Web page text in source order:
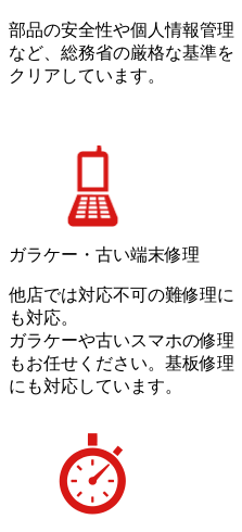
部品の安全性や個人情報管理
など、総務省の厳格な基準を
クリアしています。
ガラケー・古い端末修理
他店では対応不可の難修理に
も対応。
ガラケーや古いスマホの修理
もお任せください。基板修理
にも対応しています。